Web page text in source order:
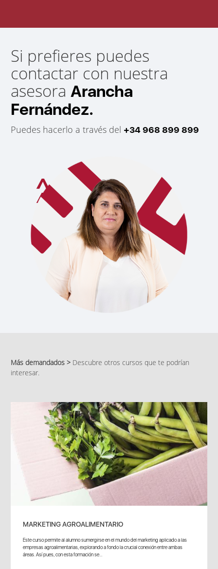
Si prefieres puedes
contactar con nuestra
asesoraArancha
Fernández.
Puedes hacerlo a través del +34 968 899 899
Más demandados > Descubre otros cursos que te podrían
interesar.
MARKETING AGROALIMENTARIO
Este curso permite al alumno sumergirse en el mundo del marketing aplicado a las
empresas agroalimentarias, explorando a fondo la crucial conexión entre ambas
áreas. Así pues, con esta formación se...